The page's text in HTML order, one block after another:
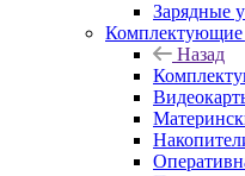
Зарядные
Комплектующие
Назад